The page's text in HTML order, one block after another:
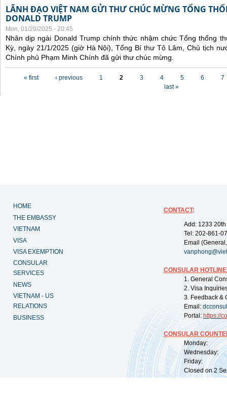
LÃNH ĐẠO VIỆT NAM GỬI THƯ CHÚC MỪNG TỔNG
DONALD TRUMP
Mon, 01/20/2025 - 20:45
Nhân dịp ngài Donald Trump chính thức nhậm chức Tổng thống
Kỳ, ngày 21/1/2025 (giờ Hà Nội), Tổng Bí thư Tô Lâm, Chủ tịch
Chính phủ Phạm Minh Chính đã gửi thư chúc mừng.
« first ‹ previous 1 2 3 4 5 6
7
last »
HOME
THE EMBASSY
VIETNAM
VISA
VISA EXEMPTION
CONSULAR
SERVICES
NEWS
VIETNAM - US
RELATIONS
BUSINESS
CONTACT:
Add: 1233
Tel: 202-861-
Email
CONSULAR
1. General
2. Visa
3. Feedback &
Email:
Portal: https://
CONSULAR
Monday:
Wednesday:
Friday:
Closed on 2